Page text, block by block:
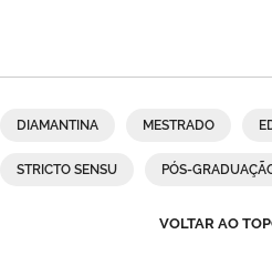
DIAMANTINA MESTRADO
STRICTO SENSU PÓS-
VOLTAR AO